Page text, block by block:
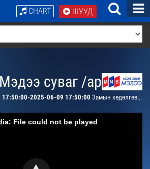
ШУУД
CHART
суваг /архив/
17:50:00-2025-06-09 17:50:00 Замын хөдөлгөөний удирдлагын төвөөс мэдээлж байна /шууд/
File could not be played